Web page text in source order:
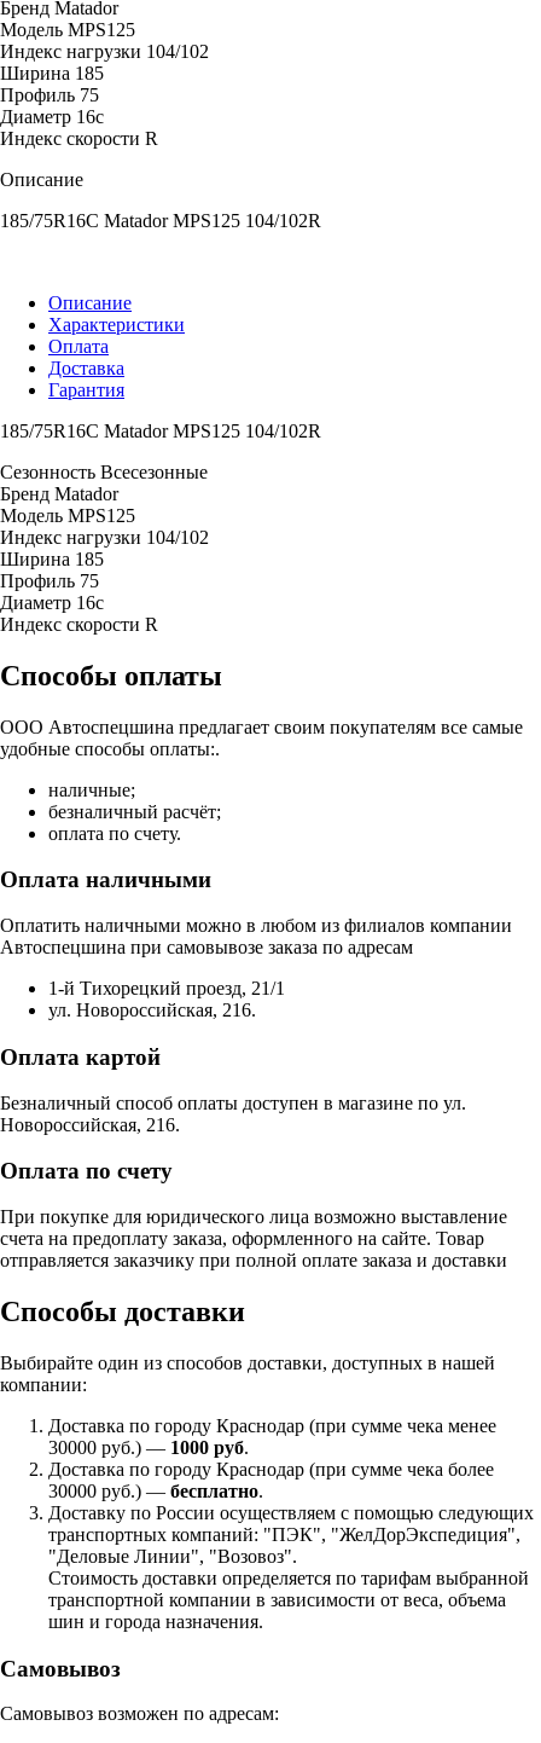
Бренд Matador
Модель MPS125
Индекс нагрузки 104/102
Ширина 185
Профиль 75
Диаметр 16c
Индекс скорости R
Описание
185/75R16C Matador MPS125 104/102R
Описание
Характеристики
Оплата
Доставка
Гарантия
185/75R16C Matador MPS125 104/102R
Сезонность Всесезонные
Бренд Matador
Модель MPS125
Индекс нагрузки 104/102
Ширина 185
Профиль 75
Диаметр 16c
Индекс скорости R
Способы оплаты
ООО Автоспецшина предлагает своим покупателям все самые
удобные способы оплаты:.
наличные;
безналичный расчёт;
оплата по счету.
Оплата наличными
Оплатить наличными можно в любом из филиалов компании
Автоспецшина при самовывозе заказа по адресам
1-й Тихорецкий проезд, 21/1
ул. Новороссийская, 216.
Оплата картой
Безналичный способ оплаты доступен в магазине по ул.
Новороссийская, 216.
Оплата по счету
При покупке для юридического лица возможно выставление
счета на предоплату заказа, оформленного на сайте. Товар
отправляется заказчику при полной оплате заказа и доставки
Способы доставки
Выбирайте один из способов доставки, доступных в нашей
компании:
Доставка по городу Краснодар (при сумме чека менее
30000 руб.) — 1000 руб.
Доставка по городу Краснодар (при сумме чека более
30000 руб.) — бесплатно.
Доставку по России осуществляем с помощью следующих
транспортных компаний: "ПЭК", "ЖелДорЭкспедиция",
"Деловые Линии", "Возовоз".
Стоимость доставки определяется по тарифам выбранной
транспортной компании в зависимости от веса, объема
шин и города назначения.
Самовывоз
Самовывоз возможен по адресам: